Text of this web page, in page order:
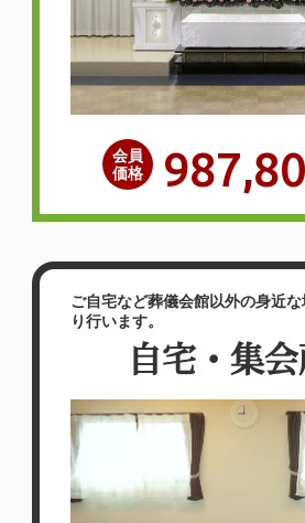
【お客様のご意見】他社の
て、毎月支払いしてたが、
って１回であれだけの事し
会させてもらいます。次は
す。家族葬でここまでたく
てもらえるなんてと親族喜
子供たちも何度か…
詳しく見る
スタッフの対応もす
て、式場やお花も文
足しています
会員
価格
ご自宅など葬儀会館以外の身近
り行います。
自宅・集